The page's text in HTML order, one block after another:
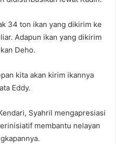
34 ton ikan yang dikirim ke
Adapun ikan yang dikirim
Deho.
kita akan kirim ikannya
Eddy.
Syahril mengapresiasi
membantu nelayan